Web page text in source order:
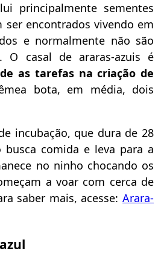
principalmente sementes
ser encontrados vivendo em
e normalmente não são
O casal de araras-azuis é
as tarefas na criação de
bota, em média, dois
incubação, que dura de 28
comida e leva para a
no ninho chocando os
a voar com cerca de
saber mais, acesse: Arara-